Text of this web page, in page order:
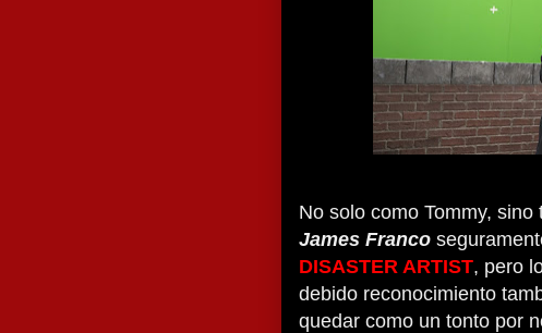
No solo como Tommy,
James Franco
DISASTER ARTIST, pero
debido reconocimiento
quedar como un tonto por